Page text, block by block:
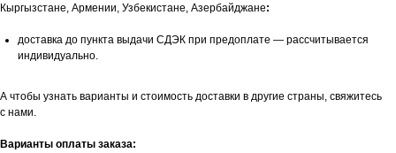
Кыргызстане, Армении, Узбекистане, Азербайджане:
доставка до пункта выдачи СДЭК при предоплате — рассчитывается
индивидуально.
А чтобы узнать варианты и стоимость доставки в другие страны, свяжитесь
с нами.
Варианты оплаты заказа: